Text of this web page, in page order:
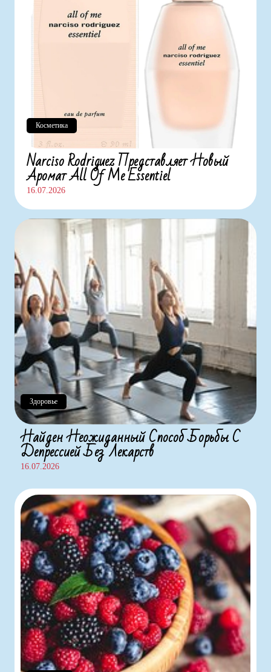
Narciso Rodriguez Представляет Новый
Аромат All Of Me Essentiel
16.07.2026
Косметика
Здоровье
Найден Неожиданный Способ Борьбы С
Депрессией Без Лекарств
16.07.2026